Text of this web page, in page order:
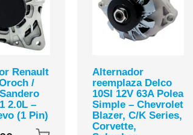
Renault
/
2.0L –
(1 Pin)
Alternador
reemplaza Delco
10SI 12V 63A Polea
Simple – Chevrolet
Blazer, C/K Series,
Corvette,